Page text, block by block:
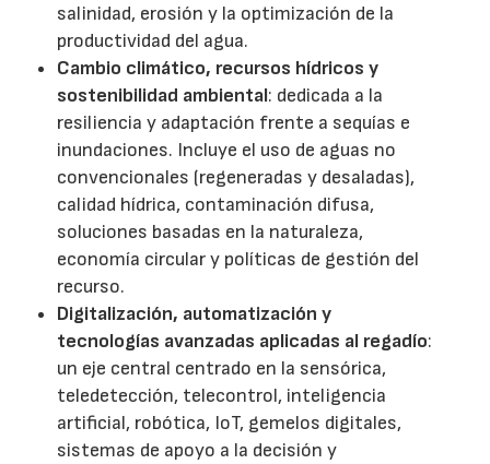
salinidad, erosión y la optimización de la
productividad del agua.
Cambio climático, recursos hídricos y
sostenibilidad ambiental: dedicada a la
resiliencia y adaptación frente a sequías e
inundaciones. Incluye el uso de aguas no
convencionales (regeneradas y desaladas),
calidad hídrica, contaminación difusa,
soluciones basadas en la naturaleza,
economía circular y políticas de gestión del
recurso.
Digitalización, automatización y
tecnologías avanzadas aplicadas al regadío:
un eje central centrado en la sensórica,
teledetección, telecontrol, inteligencia
artificial, robótica, IoT, gemelos digitales,
sistemas de apoyo a la decisión y